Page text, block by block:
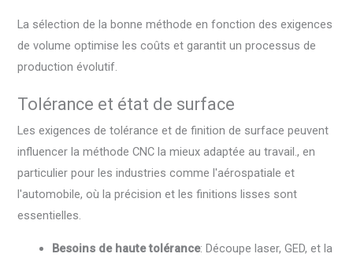
La sélection de la bonne méthode en fonction des exigences
de volume optimise les coûts et garantit un processus de
production évolutif.
Tolérance et état de surface
Les exigences de tolérance et de finition de surface peuvent
influencer la méthode CNC la mieux adaptée au travail., en
particulier pour les industries comme l'aérospatiale et
l'automobile, où la précision et les finitions lisses sont
essentielles.
Besoins de haute tolérance: Découpe laser, GED, et la